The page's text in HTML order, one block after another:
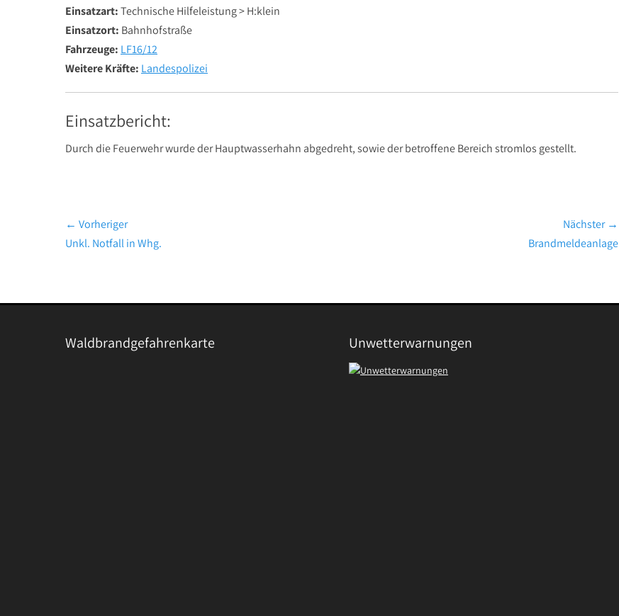
Einsatzart:Technische Hilfeleistung > H:klein
Einsatzort: Bahnhofstraße
Fahrzeuge: LF16/12
Weitere Kräfte: Landespolizei
Einsatzbericht:
Durch die Feuerwehr wurde der Hauptwasserhahn abgedreht, sowie der betroffene Bereich stromlos gestellt.
Beitragsnavigation
← Vorheriger
Vorheriger
Unkl. Notfall in Whg.
Nächster →
Brandmeldeanlage
Waldbrandgefahrenkarte Unwetterwarnungen